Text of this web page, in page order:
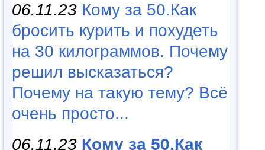
06.11.23 Кому за 50.Как
бросить курить и похудеть
на 30 килограммов. Почему
решил высказаться?
Почему на такую тему? Всё
очень просто...
06.11.23 Кому за 50.Как